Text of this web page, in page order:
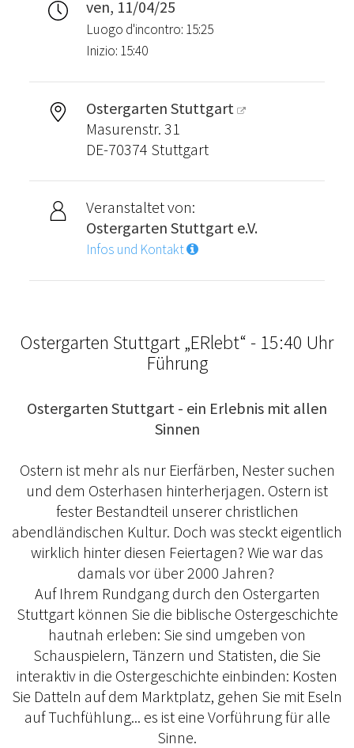
ven, 11/04/25
Luogo d'incontro: 15:25
Inizio: 15:40
Ostergarten Stuttgart
Masurenstr. 31
DE-70374 Stuttgart
Veranstaltet von:
Ostergarten Stuttgart e.V.
Infos und Kontakt
Ostergarten Stuttgart „ERlebt“ - 15:40 Uhr
Führung
Ostergarten Stuttgart - ein Erlebnis mit allen
Sinnen
Ostern ist mehr als nur Eierfärben, Nester suchen
und dem Osterhasen hinterherjagen. Ostern ist
fester Bestandteil unserer christlichen
abendländischen Kultur. Doch was steckt eigentlich
wirklich hinter diesen Feiertagen? Wie war das
damals vor über 2000 Jahren?
Auf Ihrem Rundgang durch den Ostergarten
Stuttgart können Sie die biblische Ostergeschichte
hautnah erleben: Sie sind umgeben von
Schauspielern, Tänzern und Statisten, die Sie
interaktiv in die Ostergeschichte einbinden: Kosten
Sie Datteln auf dem Marktplatz, gehen Sie mit Eseln
auf Tuchfühlung... es ist eine Vorführung für alle
Sinne.